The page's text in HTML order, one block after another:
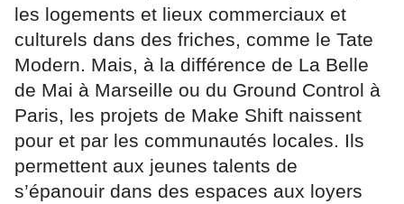
les logements et lieux commerciaux et
culturels dans des friches, comme le Tate
Modern. Mais, à la différence de La Belle
de Mai à Marseille ou du Ground Control à
Paris, les projets de Make Shift naissent
pour et par les communautés locales. Ils
permettent aux jeunes talents de
s’épanouir dans des espaces aux loyers